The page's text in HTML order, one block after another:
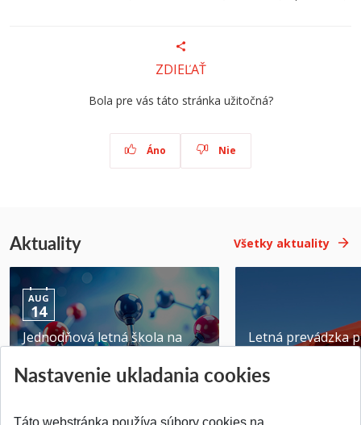
ZDIEĽAŤ
Bola pre vás táto stránka užitočná?
Áno Nie
Aktuality Všetky aktuality
AUG
14
Jednodňová letná škola na
Pridané 28.07.2026
Letná prevádzka
Pridané 23.06.2026
Nastavenie ukladania cookies
Táto webstránka používa súbory cookies na